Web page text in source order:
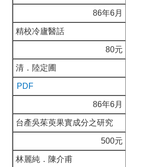
86年6月
精校冷廬醫話
80元
清．陸定圃
PDF
86年6月
台產吳茱萸果實成分之研究
500元
林麗純．陳介甫